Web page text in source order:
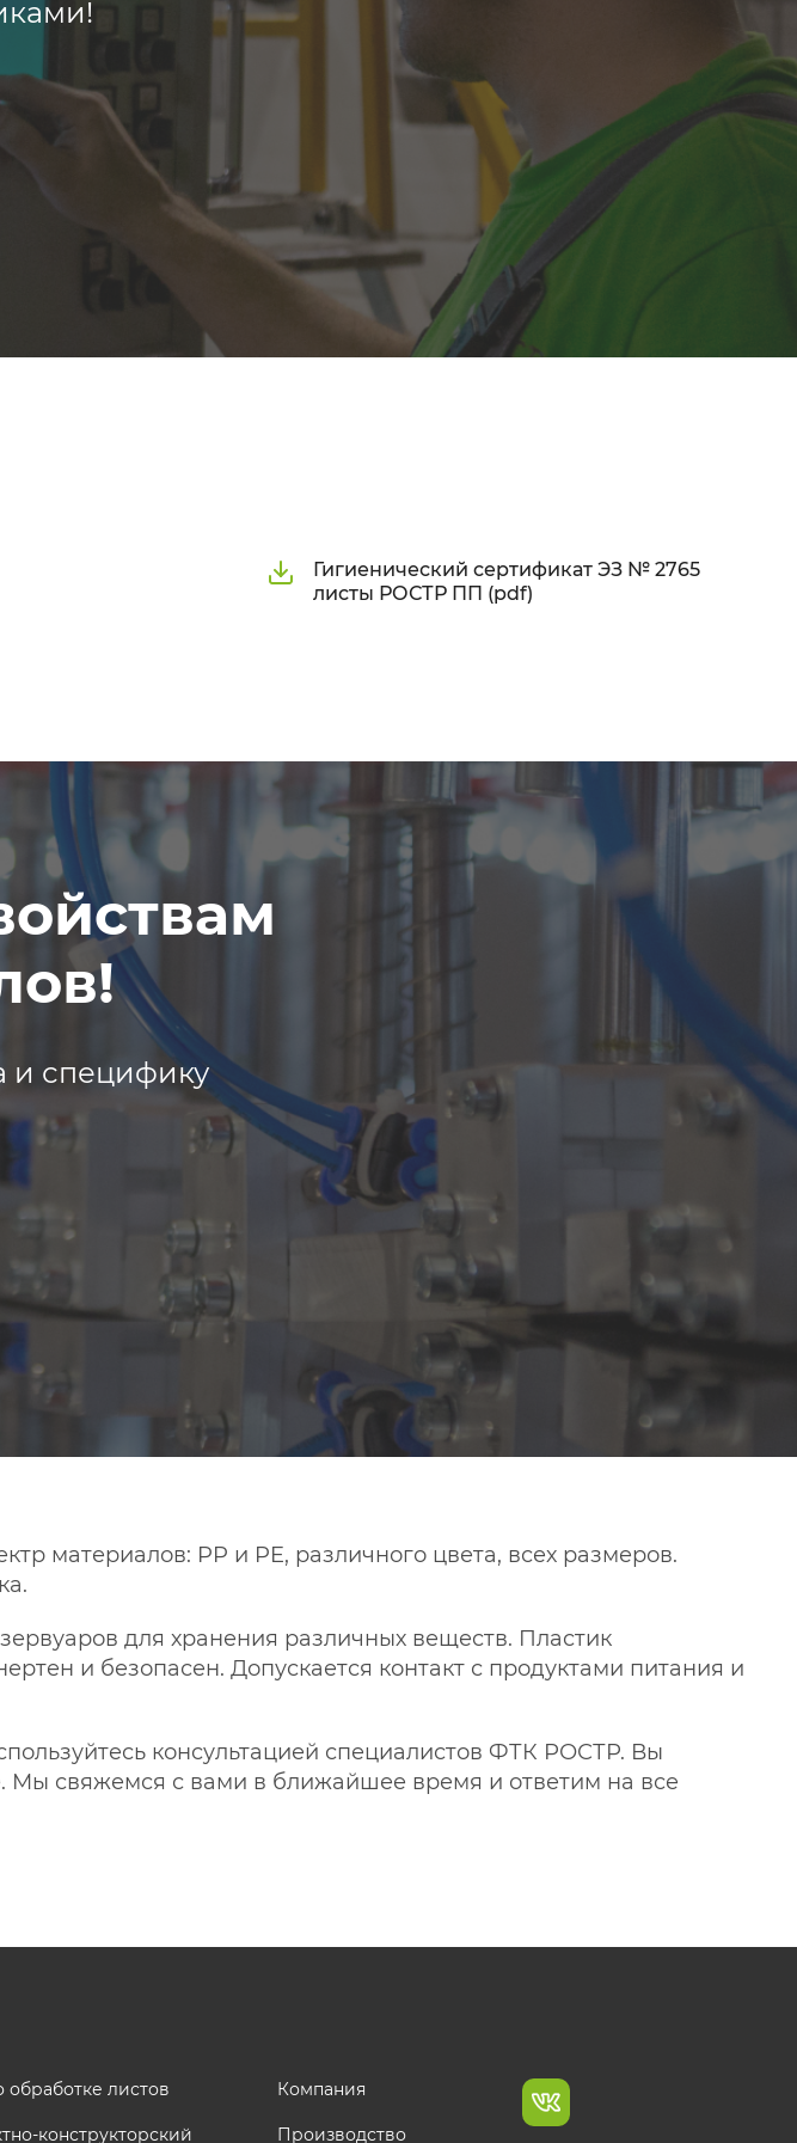
Гигиенический сертификат ЭЗ № 2765
листы РОСТР ПП (pdf)
и специфику
материалов: PP и PE, различного цвета, всех размеров.
для хранения различных веществ. Пластик
и безопасен. Допускается контакт с продуктами питания и
консультацией специалистов ФТК РОСТР. Вы
Мы свяжемся с вами в ближайшее время и ответим на все
обработке листов
конструкторский
Компания
Производство